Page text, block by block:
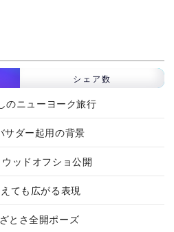
シェア数
のニューヨーク旅行
サダー起用の背景
ッドオフショ公開
ても広がる表現
とさ全開ポーズ